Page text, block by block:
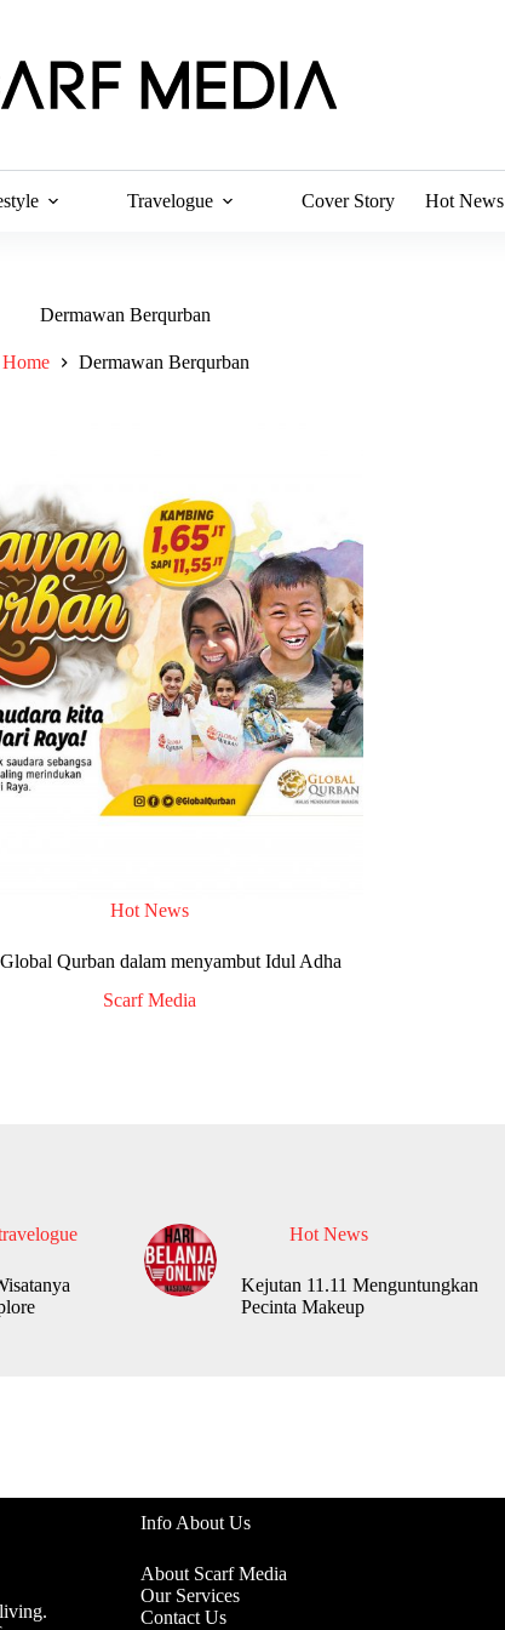
Travelogue Cover Story Hot News
Dermawan Berqurban
Home Dermawan Berqurban
Hot News
Qurban dalam menyambut Idul Adha
Scarf Media
Hot News
Kejutan 11.11 Menguntungkan
Pecinta Makeup
Info About Us
About Scarf Media
Our Services
Contact Us